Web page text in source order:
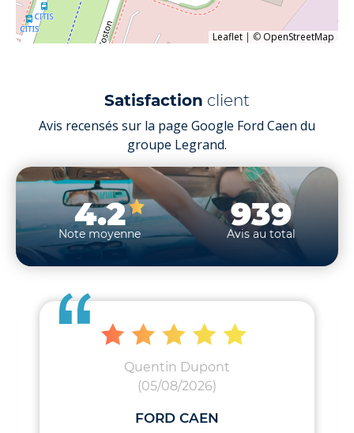
Leaflet | © OpenStreetMap
Satisfaction client
Avis recensés sur la page Google Ford Caen du
groupe Legrand.
4.2
Note moyenne
939
Avis au total
Quentin Dupont
(05/08/2026)
FORD CAEN